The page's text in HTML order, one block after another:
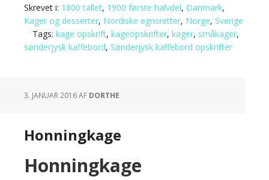
Skrevet i: 1800 tallet, 1900 første halvdel, Danmark,
Kager og desserter, Nordiske egnsretter, Norge, Sverige
Tags: kage opskrift, kageopskrifter, kager, småkager,
sønderjysk kaffebord, Sønderjysk kaffebord opskrifter
3. JANUAR 2016AF DORTHE
Honningkage
Honningkage